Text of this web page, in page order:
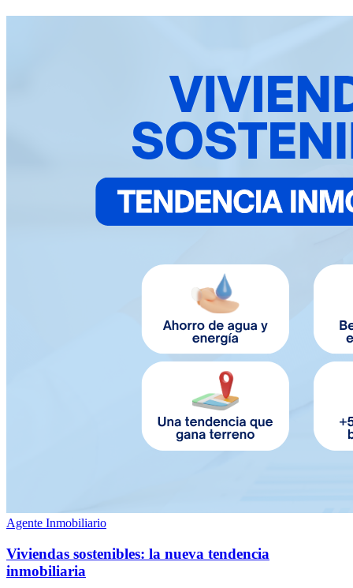
Agente Inmobiliario
Viviendas sostenibles: la nueva tendencia
inmobiliaria